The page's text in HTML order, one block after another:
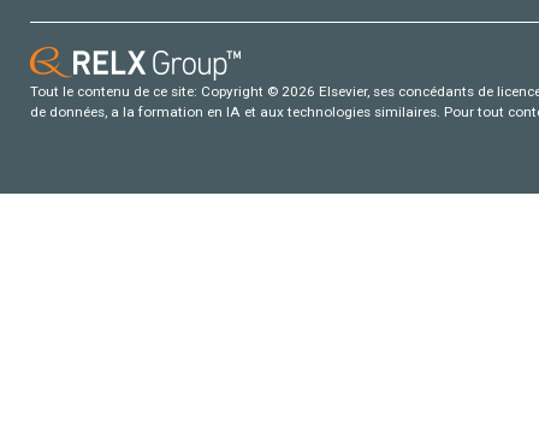
Tout le contenu de ce site: Copyright © 2026 Elsevier, ses concédants de
de données, a la formation en IA et aux technologies similaires. Pour tout